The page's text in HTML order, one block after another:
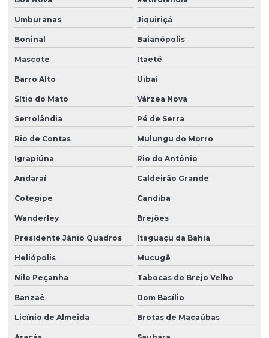
Serviço de consultoria ambiental
Serviço de consultoria ambiental na bahia
Serviço de consultoria ambiental em vitória da conquista
Serviço de educação ambiental
Serviço de educação ambiental na bahia
Serviço de georreferenciamento na bahia
Serviço de georreferenciamento em vitória da conquista
Serviços de manutenção de licenças ambientais
Serviços de manutenção de licenças ambientais na bahia
Supressão de vegetação
Umburanas Jiquiriçá
Boninal Baianópolis
Mascote Itaeté
Barro Alto Uibaí
Sítio do Mato Várzea Nova
Serrolândia Pé de Serra
Rio de Contas Mulungu do Morro
Igrapiúna Rio do Antônio
Andaraí Caldeirão Grande
Cotegipe Candiba
Wanderley Brejões
Presidente Jânio Quadros Itaguaçu da Bahia
Heliópolis Mucugê
Nilo Peçanha Tabocas do Brejo Velho
Banzaê Dom Basílio
Licínio de Almeida Brotas de Macaúbas